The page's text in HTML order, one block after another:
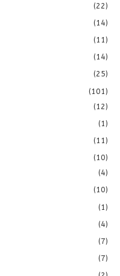
(22)
(14)
(11)
(14)
(25)
(101)
(12)
(1)
(11)
(10)
(4)
(10)
(1)
(4)
(7)
(7)